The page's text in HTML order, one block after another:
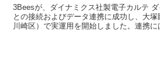
3Beesが、ダイナミクス社製電子カルテ ダ
との接続およびデータ連携に成功し、大
川崎区）で実運⽤を開始しました。連携に